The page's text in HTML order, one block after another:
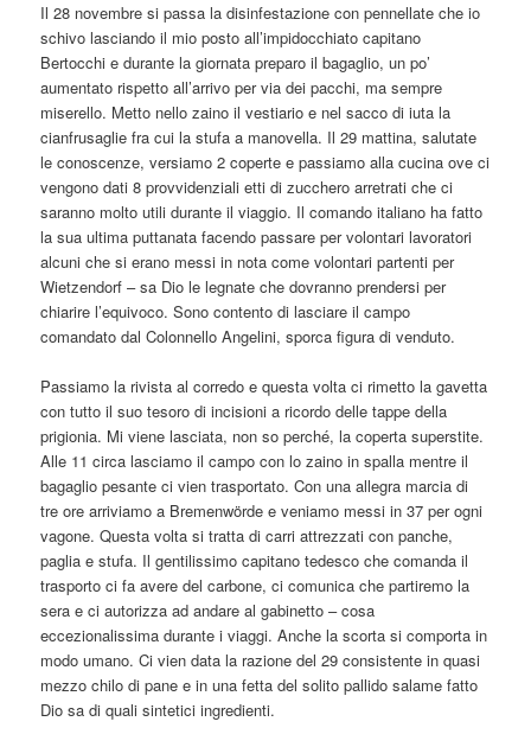
Il 28 novembre si passa la disinfestazione con pennellate che io
schivo lasciando il mio posto all’impidocchiato capitano
Bertocchi e durante la giornata preparo il bagaglio, un po’
aumentato rispetto all’arrivo per via dei pacchi, ma sempre
miserello. Metto nello zaino il vestiario e nel sacco di iuta la
cianfrusaglie fra cui la stufa a manovella. Il 29 mattina, salutate
le conoscenze, versiamo 2 coperte e passiamo alla cucina ove ci
vengono dati 8 provvidenziali etti di zucchero arretrati che ci
saranno molto utili durante il viaggio. Il comando italiano ha fatto
la sua ultima puttanata facendo passare per volontari lavoratori
alcuni che si erano messi in nota come volontari partenti per
Wietzendorf – sa Dio le legnate che dovranno prendersi per
chiarire l’equivoco. Sono contento di lasciare il campo
comandato dal Colonnello Angelini, sporca figura di venduto.
Passiamo la rivista al corredo e questa volta ci rimetto la gavetta
con tutto il suo tesoro di incisioni a ricordo delle tappe della
prigionia. Mi viene lasciata, non so perché, la coperta superstite.
Alle 11 circa lasciamo il campo con lo zaino in spalla mentre il
bagaglio pesante ci vien trasportato. Con una allegra marcia di
tre ore arriviamo a Bremenwörde e veniamo messi in 37 per ogni
vagone. Questa volta si tratta di carri attrezzati con panche,
paglia e stufa. Il gentilissimo capitano tedesco che comanda il
trasporto ci fa avere del carbone, ci comunica che partiremo la
sera e ci autorizza ad andare al gabinetto – cosa
eccezionalissima durante i viaggi. Anche la scorta si comporta in
modo umano. Ci vien data la razione del 29 consistente in quasi
mezzo chilo di pane e in una fetta del solito pallido salame fatto
Dio sa di quali sintetici ingredienti.